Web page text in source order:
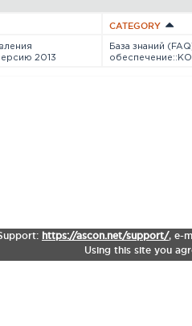
CATEGORY
2013
База знаний
https://ascon.net/support/, e-
Using this site you